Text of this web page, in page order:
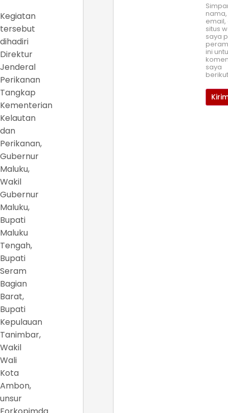
Kegiatan
tersebut
dihadiri
Direktur
Jenderal
Perikanan
Tangkap
Kementerian
Kelautan
dan
Perikanan,
Gubernur
Maluku,
Wakil
Gubernur
Maluku,
Bupati
Maluku
Tengah,
Bupati
Seram
Bagian
Barat,
Bupati
Kepulauan
Tanimbar,
Wakil
Wali
Kota
Ambon,
unsur
nama,
email,
situs
saya
ini
saya